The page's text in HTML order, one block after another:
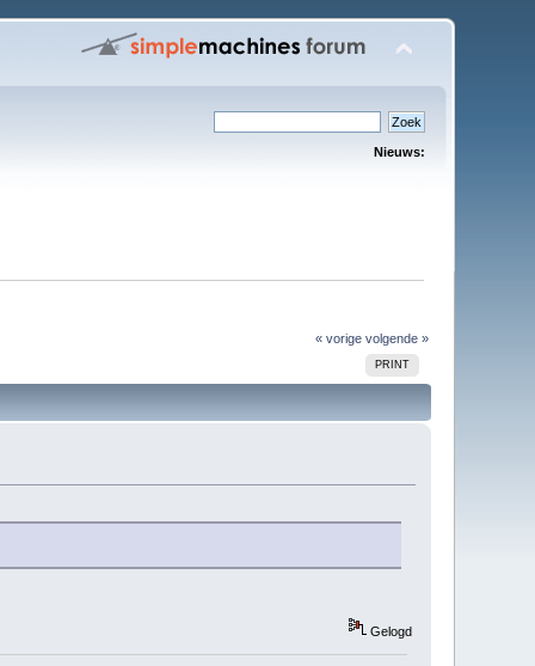
Nieuws:
« vorige volgende »
PRINT
Gelogd